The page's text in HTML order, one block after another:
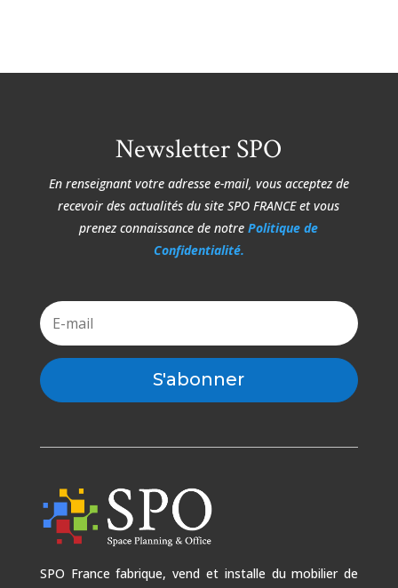
Newsletter SPO
En renseignant votre adresse e-mail, vous acceptez de
recevoir des actualités du siteSPO FRANCE et vous
prenez connaissance de notrePolitique de
Confidentialité.
S'abonner
SPO France fabrique, vend et installe du mobilier de